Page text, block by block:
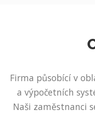
Firma působící v
a výpočetních
Naši zaměstnanci